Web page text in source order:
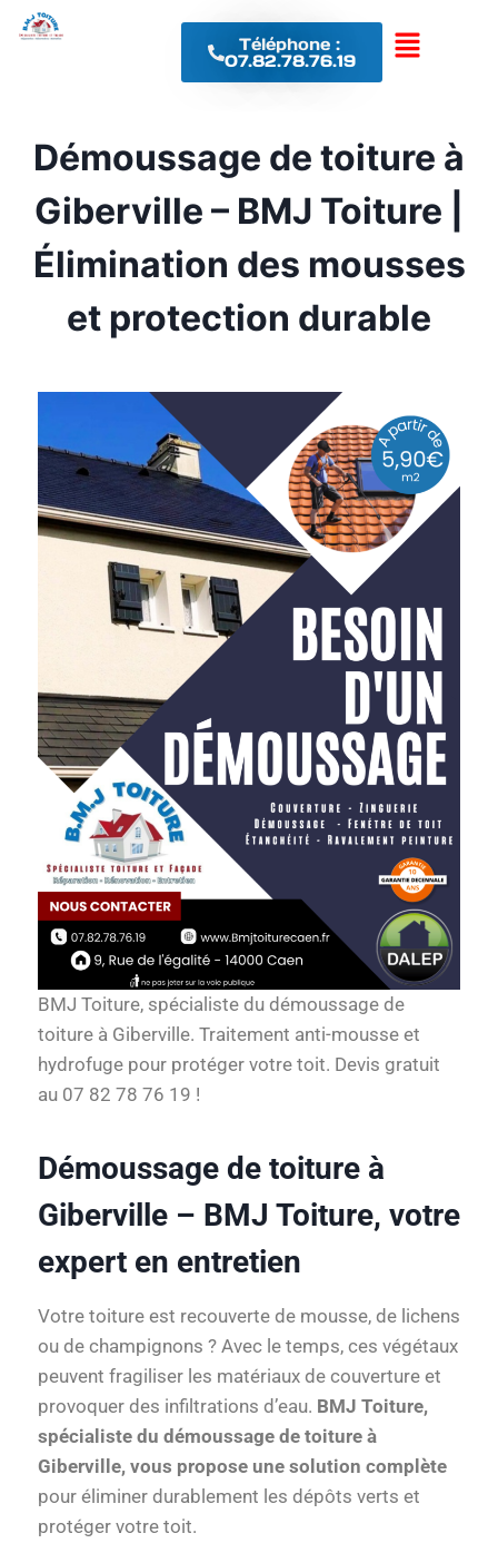
Téléphone :
07.82.78.76.19
Démoussage de toiture à
Giberville – BMJ Toiture |
Élimination des mousses
et protection durable
BMJ Toiture, spécialiste du démoussage de
toiture à Giberville. Traitement anti-mousse et
hydrofuge pour protéger votre toit. Devis gratuit
au 07 82 78 76 19 !
Démoussage de toiture à
Giberville – BMJ Toiture, votre
expert en entretien
Votre toiture est recouverte de mousse, de lichens
ou de champignons ? Avec le temps, ces végétaux
peuvent fragiliser les matériaux de couverture et
provoquer des infiltrations d’eau. BMJ Toiture,
spécialiste du démoussage de toiture à
Giberville, vous propose une solution complète
pour éliminer durablement les dépôts verts et
protéger votre toit.